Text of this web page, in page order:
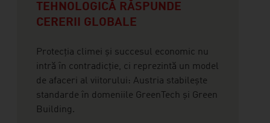
TEHNOLOGICĂ RĂSPUNDE
CERERII GLOBALE
Protecția climei și succesul economic nu
intră în contradicție, ci reprezintă un model
de afaceri al viitorului: Austria stabilește
standarde în domeniile GreenTech și Green
Building.